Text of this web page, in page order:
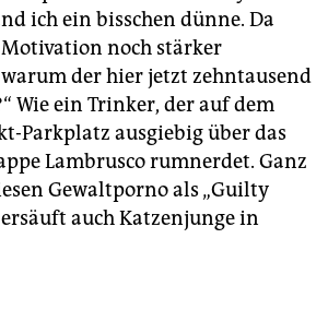
ich ein bisschen dünne. Da
noch stärker
der hier jetzt zehntausend
Wie ein Trinker, der auf dem
Parkplatz ausgiebig über das
Lambrusco rumnerdet. Ganz
Gewaltporno als „Guilty
auch Katzenjunge in